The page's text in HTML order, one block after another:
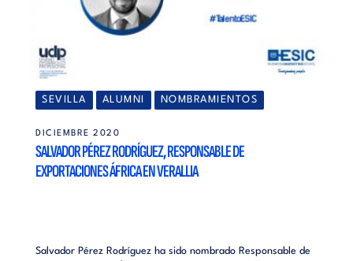
SEVILLA ALUMNI NOMBRAMIENTOS
DICIEMBRE 2020
SALVADOR PÉREZ RODRÍGUEZ, RESPONSABLE DE
EXPORTACIONES ÁFRICA EN VERALLIA
Salvador Pérez Rodríguez ha sido nombrado Responsable de